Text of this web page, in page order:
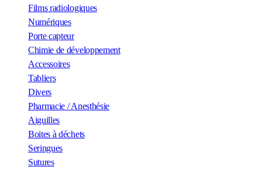
Films radiologiques
Numériques
Porte capteur
Chimie de développement
Accessoires
Tabliers
Divers
Pharmacie / Anesthésie
Aiguilles
Boites à déchets
Seringues
Sutures